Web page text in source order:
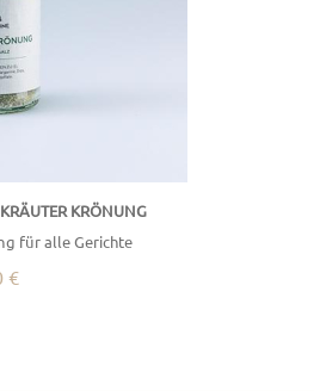
KRÖNUNG
für alle Gerichte
€